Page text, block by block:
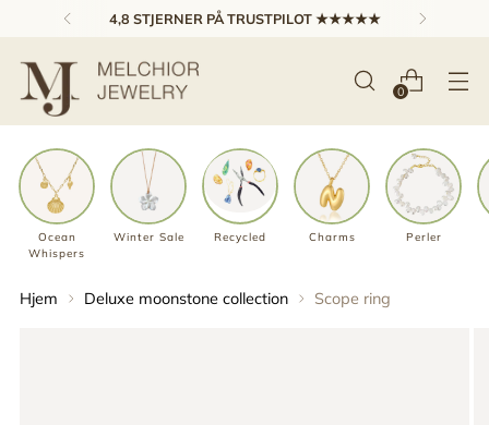
4,8 STJERNER PÅ TRUSTPILOT ★★★★★
0
Ocean
Whispers
Winter Sale Recycled Charms Perler
Hjem Deluxe moonstone collection Scope ring